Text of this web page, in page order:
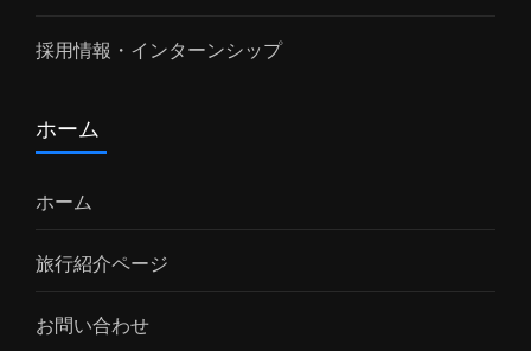
採用情報・インターンシップ
ホーム
ホーム
旅行紹介ページ
お問い合わせ